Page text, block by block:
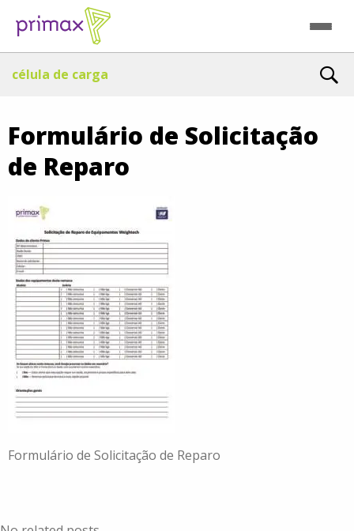
célula de carga
Formulário de Solicitação
de Reparo
Formulário de Solicitação de Reparo